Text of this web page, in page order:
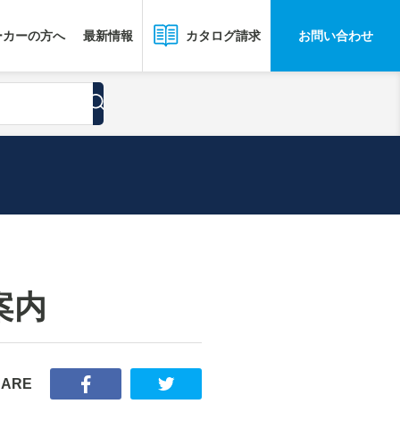
ーの方へ 最新情報 カタログ請求 お問い合わせ
内